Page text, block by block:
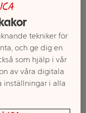
tekniker för
och ge dig en
som hjälp i vår
av våra digitala
inställningar i alla